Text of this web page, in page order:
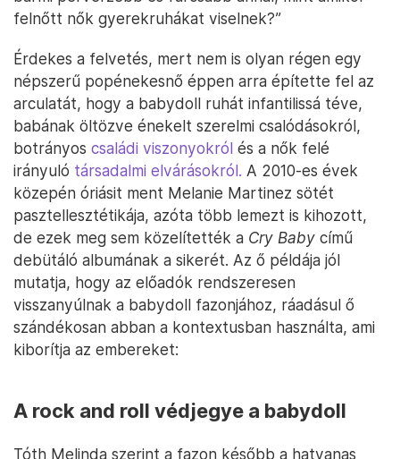
felnőtt nők gyerekruhákat viselnek?”
Érdekes a felvetés, mert nem is olyan régen egy
népszerű popénekesnő éppen arra építette fel az
arculatát, hogy a babydoll ruhát infantilissá téve,
babának öltözve énekelt szerelmi csalódásokról,
botrányos családi viszonyokról és a nők felé
irányuló társadalmi elvárásokról. A 2010-es évek
közepén óriásit ment Melanie Martinez sötét
pasztellesztétikája, azóta több lemezt is kihozott,
de ezek meg sem közelítették a Cry Baby című
debütáló albumának a sikerét. Az ő példája jól
mutatja, hogy az előadók rendszeresen
visszanyúlnak a babydoll fazonjához, ráadásul ő
szándékosan abban a kontextusban használta, ami
kiborítja az embereket:
A rock and roll védjegye a babydoll
Tóth Melinda szerint a fazon később a hatvanas